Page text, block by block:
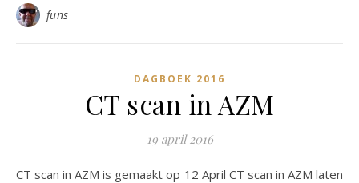
funs
DAGBOEK 2016
CT scan in AZM
19 april 2016
CT scan in AZM is gemaakt op 12 April CT scan in AZM laten